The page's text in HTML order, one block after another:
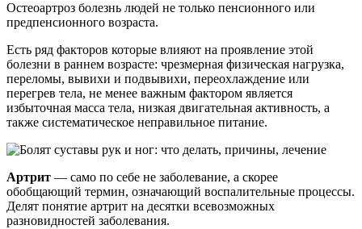
Остеоартроз болезнь людей не только пенсионного или
предпенсионного возраста.
Есть ряд факторов которые влияют на проявление этой
болезни в раннем возрасте: чрезмерная физическая нагрузка,
переломы, вывихи и подвывихи, переохлаждение или
перегрев тела, не менее важным фактором является
избыточная масса тела, низкая двигательная активность, а
также систематическое неправильное питание.
Артрит — само по себе не заболевание, а скорее
обобщающий термин, означающий воспалительные процессы.
Делят понятие артрит на десятки всевозможных
разновидностей заболевания.